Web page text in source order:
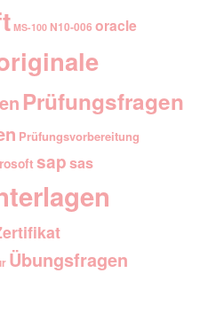
MS-100 N10-006 oracle
Prüfungsfragen
Prüfungsvorbereitung
sapsas
Übungsfragen